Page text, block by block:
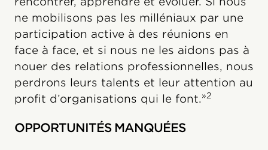
ne mobilisons pas les milléniaux par une
participation active à des réunions en
face à face, et si nous ne les aidons pas à
nouer des relations professionnelles, nous
perdrons leurs talents et leur attention au
profit d’organisations qui le font.»2
OPPORTUNITÉS MANQUÉES